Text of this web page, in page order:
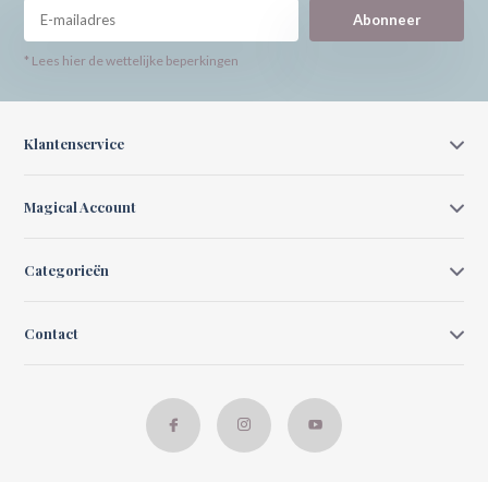
Abonneer
* Lees hier de wettelijke beperkingen
Klantenservice
Magical Account
Categorieën
Contact